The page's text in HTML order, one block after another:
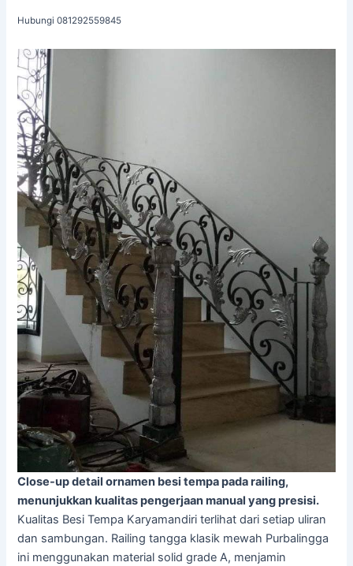
Hubungi 081292559845
Close-up detail ornamen besi tempa pada railing,
menunjukkan kualitas pengerjaan manual yang presisi.
Kualitas Besi Tempa Karyamandiri terlihat dari setiap uliran
dan sambungan. Railing tangga klasik mewah Purbalingga
ini menggunakan material solid grade A, menjamin